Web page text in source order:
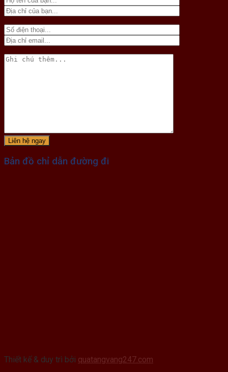
Bản đồ chỉ dẫn đường đi
Thiết kế & duy trì bởi quatangvang247.com